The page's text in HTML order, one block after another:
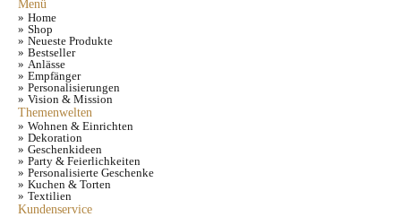
Menü
Home
Shop
Neueste Produkte
Bestseller
Anlässe
Empfänger
Personalisierungen
Vision & Mission
Themenwelten
Wohnen & Einrichten
Dekoration
Geschenkideen
Party & Feierlichkeiten
Personalisierte Geschenke
Kuchen & Torten
Textilien
Kundenservice